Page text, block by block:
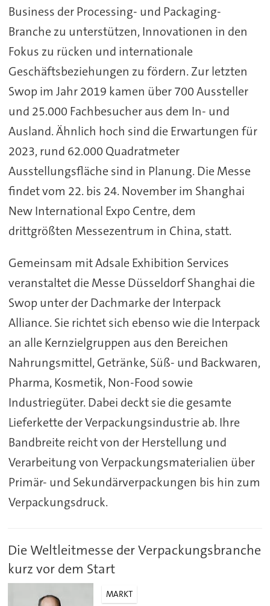
Business der Processing- und Packaging-
Branche zu unterstützen, Innovationen in den
Fokus zu rücken und internationale
Geschäftsbeziehungen zu fördern. Zur letzten
Swop im Jahr 2019 kamen über 700 Aussteller
und 25.000 Fachbesucher aus dem In- und
Ausland. Ähnlich hoch sind die Erwartungen für
2023, rund 62.000 Quadratmeter
Ausstellungsfläche sind in Planung. Die Messe
findet vom 22. bis 24. November im Shanghai
New International Expo Centre, dem
drittgrößten Messezentrum in China, statt.
Gemeinsam mit Adsale Exhibition Services
veranstaltet die Messe Düsseldorf Shanghai die
Swop unter der Dachmarke der Interpack
Alliance. Sie richtet sich ebenso wie die Interpack
an alle Kernzielgruppen aus den Bereichen
Nahrungsmittel, Getränke, Süß- und Backwaren,
Pharma, Kosmetik, Non-Food sowie
Industriegüter. Dabei deckt sie die gesamte
Lieferkette der Verpackungsindustrie ab. Ihre
Bandbreite reicht von der Herstellung und
Verarbeitung von Verpackungsmaterialien über
Primär- und Sekundärverpackungen bis hin zum
Verpackungsdruck.
Die Weltleitmesse der Verpackungsbranche
kurz vor dem Start
MARKT